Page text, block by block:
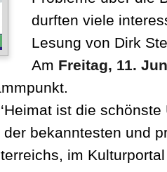
durften viele
Lesung von Dirk
Am Freitag, 11.
ist die
der bekanntesten und
im